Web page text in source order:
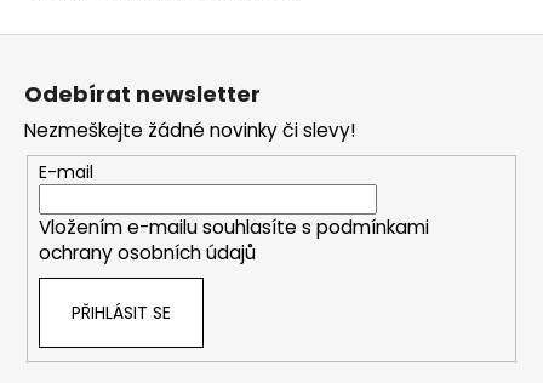
Z
Odebírat newsletter
Nezmeškejte žádné novinky či slevy!
E-mail
Vložením e-mailu souhlasíte s podmínkami
ochrany osobních údajů
PŘIHLÁSIT SE